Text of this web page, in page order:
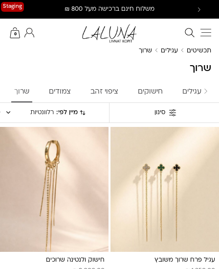
Staging משלוח חינם ברכישה מעל 800 ₪
חיפוש באתר
0
החשבון שלי
תכשיטים עגילים שרוך
שרוך
עגילים חישוקים ציפוי זהב צמודים שרוך
סינון מיין לפי: רלוונטיות
עגיל פרח שרוך משובץ חישוק ולנטינה שרוכים